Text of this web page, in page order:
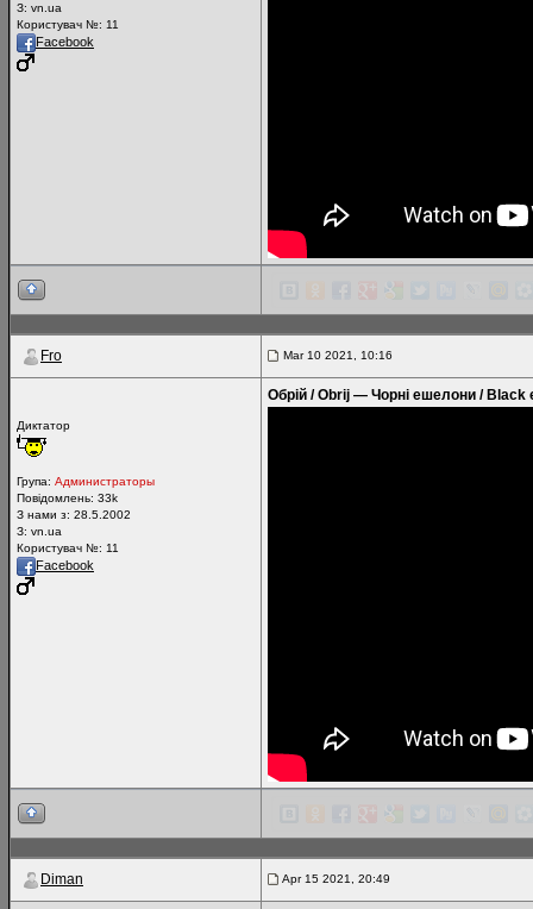
З: vn.ua
Користувач №: 11
Facebook
Fro Mar 10 2021, 10:16
Диктатор
Група: Администраторы
Повідомлень: 33k
З нами з: 28.5.2002
З: vn.ua
Користувач №: 11
Facebook
Обрій / Obrij — Чорні ешелони / Black
Diman Apr 15 2021, 20:49